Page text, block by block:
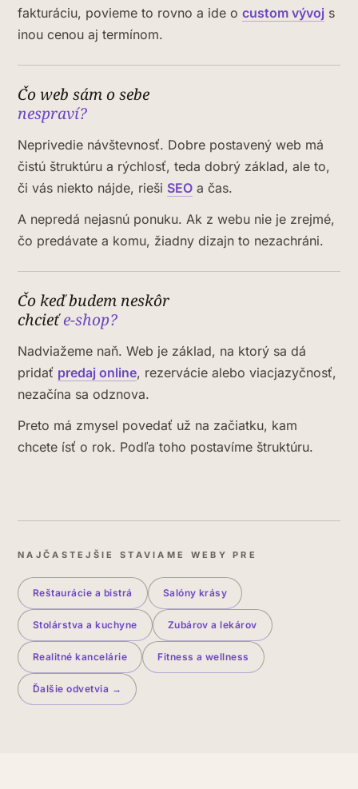
fakturáciu, povieme to rovno a ide o custom vývoj s
inou cenou aj termínom.
Čo web sám o sebe
nespraví?
Neprivedie návštevnosť. Dobre postavený web má
čistú štruktúru a rýchlosť, teda dobrý základ, ale to,
či vás niekto nájde, rieši SEO a čas.
A nepredá nejasnú ponuku. Ak z webu nie je zrejmé,
čo predávate a komu, žiadny dizajn to nezachráni.
Čo keď budem neskôr
chcieťe-shop?
Nadviažeme naň. Web je základ, na ktorý sa dá
pridať predaj online, rezervácie alebo viacjazyčnosť,
nezačína sa odznova.
Preto má zmysel povedať už na začiatku, kam
chcete ísť o rok. Podľa toho postavíme štruktúru.
NAJČASTEJŠIE STAVIAME WEBY PRE
Reštaurácie a bistrá Salóny krásy
Stolárstva a kuchyne Zubárov a lekárov
Realitné kancelárie Fitness a wellness
Ďalšie odvetvia →